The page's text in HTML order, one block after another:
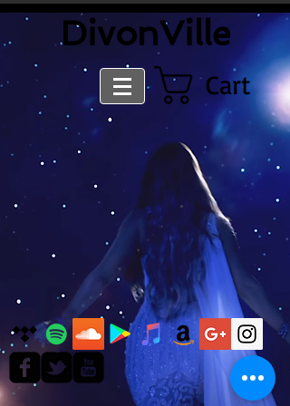
​DivonVille
Cart